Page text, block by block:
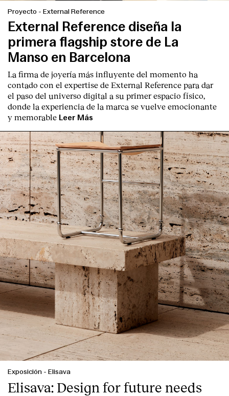
Proyecto - External Reference
External Reference diseña la
primera flagship store de La
Manso en Barcelona
La firma de joyería más influyente del momento ha
contado con el expertise de External Reference para dar
el paso del universo digital a su primer espacio físico,
donde la experiencia de la marca se vuelve emocionante
y memorable Leer Más
Exposición - Elisava
Elisava: Design for future needs